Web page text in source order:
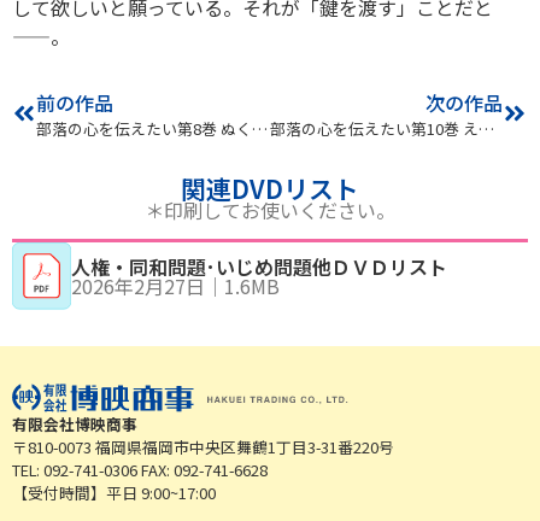
して欲しいと願っている。それが「鍵を渡す」ことだと
——。
前の作品
部落の心を伝えたい第8巻 ぬくもりを感じて
次の作品
部落の心を伝えたい第10巻 えびす舞に思いをのせて
関連DVDリスト
＊印刷してお使いください。
人権・同和問題･いじめ問題他ＤＶＤリスト
2026年2月27日｜ 1.6MB
有限会社博映商事
〒810-0073 福岡県福岡市中央区舞鶴1丁目3-31番220号
TEL: 092-741-0306 FAX: 092-741-6628
【受付時間】平日 9:00~17:00